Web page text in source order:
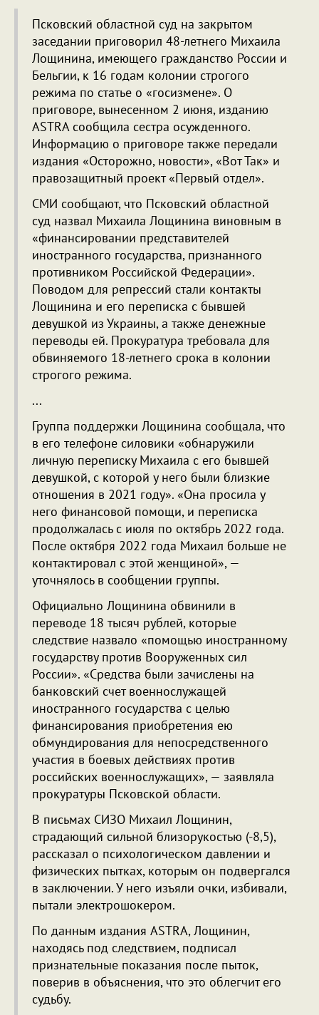
Псковский областной суд на закрытом
заседании приговорил 48-летнего Михаила
Лощинина, имеющего гражданство России и
Бельгии, к 16 годам колонии строгого
режима по статье о «госизмене». О
приговоре, вынесенном 2 июня, изданию
ASTRA сообщила сестра осужденного.
Информацию о приговоре также передали
издания «Осторожно, новости», «Вот Так» и
правозащитный проект «Первый отдел».
СМИ сообщают, что Псковский областной
суд назвал Михаила Лощинина виновным в
«финансировании представителей
иностранного государства, признанного
противником Российской Федерации».
Поводом для репрессий стали контакты
Лощинина и его переписка с бывшей
девушкой из Украины, а также денежные
переводы ей. Прокуратура требовала для
обвиняемого 18-летнего срока в колонии
строгого режима.
...
Группа поддержки Лощинина сообщала, что
в его телефоне силовики «обнаружили
личную переписку Михаила с его бывшей
девушкой, с которой у него были близкие
отношения в 2021 году». «Она просила у
него финансовой помощи, и переписка
продолжалась с июля по октябрь 2022 года.
После октября 2022 года Михаил больше не
контактировал с этой женщиной», —
уточнялось в сообщении группы.
Официально Лощинина обвинили в
переводе 18 тысяч рублей, которые
следствие назвало «помощью иностранному
государству против Вооруженных сил
России». «Средства были зачислены на
банковский счет военнослужащей
иностранного государства с целью
финансирования приобретения ею
обмундирования для непосредственного
участия в боевых действиях против
российских военнослужащих», — заявляла
прокуратуры Псковской области.
В письмах СИЗО Михаил Лощинин,
страдающий сильной близорукостью (-8,5),
рассказал о психологическом давлении и
физических пытках, которым он подвергался
в заключении. У него изъяли очки, избивали,
пытали электрошокером.
По данным издания ASTRA, Лощинин,
находясь под следствием, подписал
признательные показания после пыток,
поверив в объяснения, что это облегчит его
судьбу.